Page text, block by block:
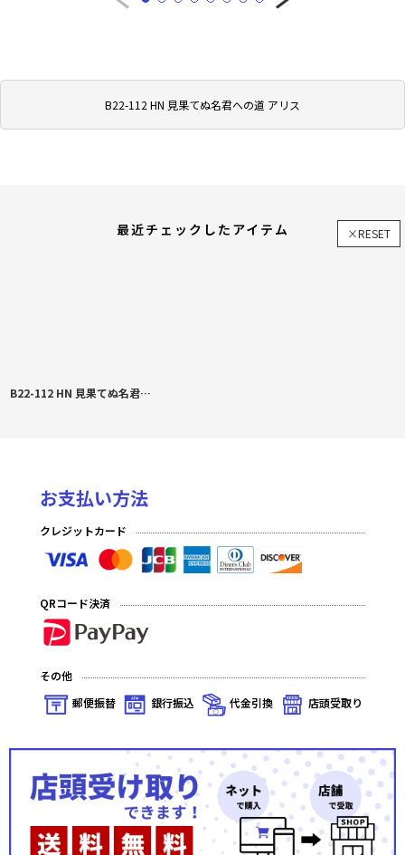
B22-112 HN 見果てぬ名君への道 アリス
最近チェックしたアイテム ×RESET
B22-112 HN 見果てぬ名君への道 アリス
お支払い方法
クレジットカード
QRコード決済
その他
郵便振替
銀行振込 代金引換 店頭受取り